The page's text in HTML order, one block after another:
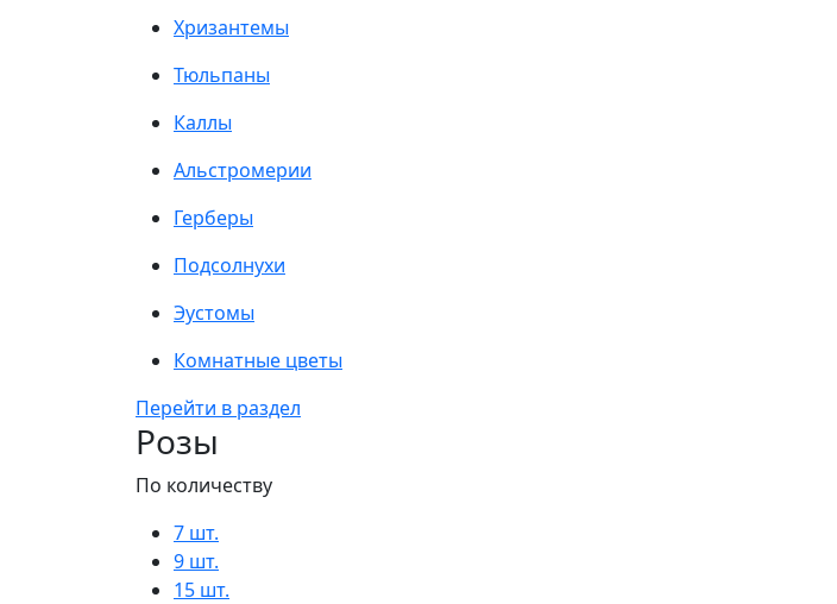
Хризантемы
Тюльпаны
Каллы
Альстромерии
Герберы
Подсолнухи
Эустомы
Комнатные цветы
Перейти в раздел
Розы
По количеству
7 шт.
9 шт.
15 шт.